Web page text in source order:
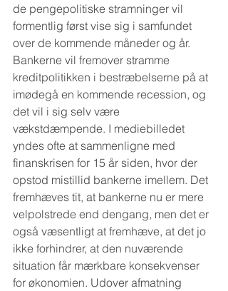
de pengepolitiske stramninger vil
formentlig først vise sig i samfundet
over de kommende måneder og år.
Bankerne vil fremover stramme
kreditpolitikken i bestræbelserne på at
imødegå en kommende recession, og
det vil i sig selv være
vækstdæmpende. I mediebilledet
yndes ofte at sammenligne med
finanskrisen for 15 år siden, hvor der
opstod mistillid bankerne imellem. Det
fremhæves tit, at bankerne nu er mere
velpolstrede end dengang, men det er
også væsentligt at fremhæve, at det jo
ikke forhindrer, at den nuværende
situation får mærkbare konsekvenser
for økonomien. Udover afmatning